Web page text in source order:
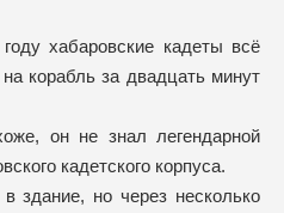
хабаровские кадеты всё
корабль за двадцать минут
он не знал легендарной
кадетского корпуса.
здание, но через несколько